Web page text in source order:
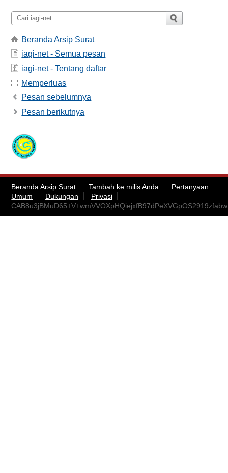
Beranda Arsip Surat
iagi-net - Semua pesan
iagi-net - Tentang daftar
Memperluas
Pesan sebelumnya
Pesan berikutnya
Beranda Arsip Surat Tambah ke milis Anda
Pertanyaan
Umum
Dukungan
Privasi